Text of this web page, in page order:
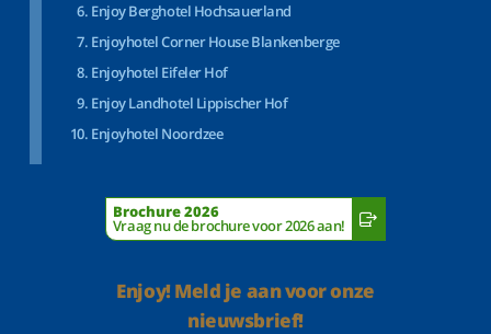
Enjoy Berghotel Hochsauerland
Enjoyhotel Corner House Blankenberge
Enjoyhotel Eifeler Hof
Enjoy Landhotel Lippischer Hof
Enjoyhotel Noordzee
Brochure 2026
Vraag nu de brochure voor 2026 aan!
Enjoy! Meld je aan voor onze
nieuwsbrief!